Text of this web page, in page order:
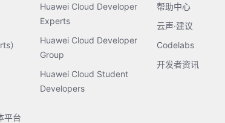
）
平台
Huawei Cloud Developer
Experts
Huawei Cloud Developer
Group
Huawei Cloud Student
Developers
帮助中心
云声·建议
Codelabs
开发者资讯